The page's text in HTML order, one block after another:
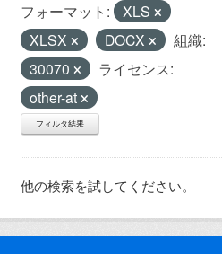
フォーマット:
XLS
XLSX
DOCX
組織:
30070
ライセンス:
other-at
フィルタ結果
他の検索を試してください。